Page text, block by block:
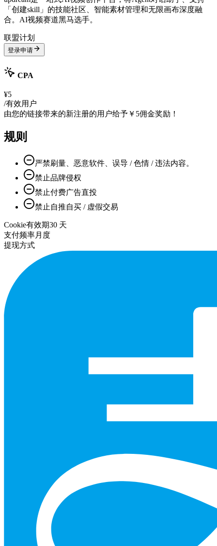
「创建skill」的技能社区、智能素材管理和无限画布深度融
合。AI视频赛道黑马选手。
联盟计划
登录申请
CPA
¥5
/有效用户
由您的链接带来的新注册的用户给予￥5佣金奖励！
规则
严禁刷量、恶意软件、误导 / 色情 / 违法内容。
禁止品牌侵权
禁止付费广告直投
禁止自推自买 / 虚假交易
Cookie有效期30 天
支付频率月度
提现方式